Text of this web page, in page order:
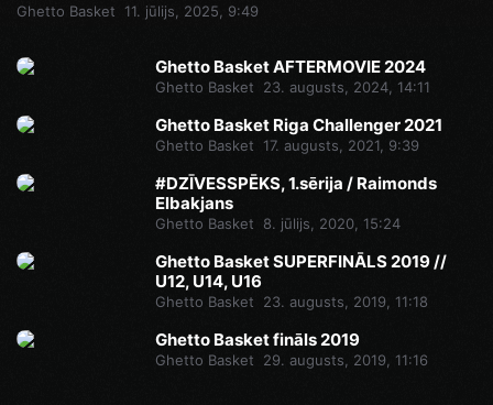
Ghetto Basket 11. jūlijs, 2025, 9:49
Ghetto Basket AFTERMOVIE 2024
Ghetto Basket 23. augusts, 2024, 14:11
Ghetto Basket Riga Challenger 2021
Ghetto Basket 17. augusts, 2021, 9:39
#DZĪVESSPĒKS, 1.sērija / Raimonds
Elbakjans
Ghetto Basket 8. jūlijs, 2020, 15:24
Ghetto Basket SUPERFINĀLS 2019 //
U12, U14, U16
Ghetto Basket 23. augusts, 2019, 11:18
Ghetto Basket fināls 2019
Ghetto Basket 29. augusts, 2019, 11:16